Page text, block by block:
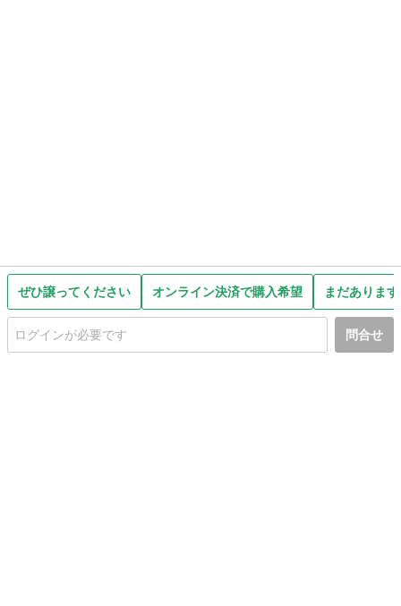
ぜひ譲ってください オンライン決済で購入希望 まだありま
問合せ